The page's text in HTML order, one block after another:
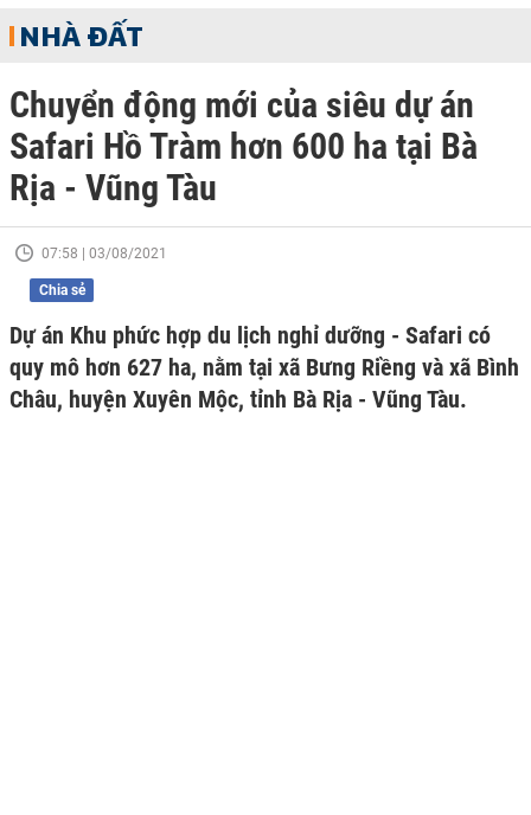
NHÀ ĐẤT
Chuyển động mới của siêu dự án
Safari Hồ Tràm hơn 600 ha tại Bà
Rịa - Vũng Tàu
07:58 | 03/08/2021
Chia sẻ
Dự án Khu phức hợp du lịch nghỉ dưỡng - Safari có
quy mô hơn 627 ha, nằm tại xã Bưng Riềng và xã Bình
Châu, huyện Xuyên Mộc, tỉnh Bà Rịa - Vũng Tàu.